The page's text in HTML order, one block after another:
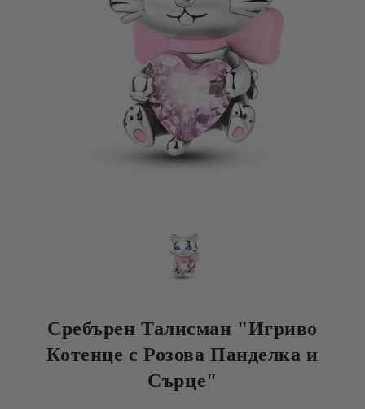
Сребърен Талисман "Игриво
Котенце с Розова Панделка и
Сърце"